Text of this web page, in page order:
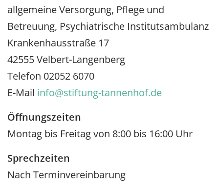
allgemeine Versorgung, Pflege und
Betreuung, Psychiatrische Institutsambulanz
Krankenhausstraße 17
42555 Velbert-Langenberg
Telefon 02052 6070
E-Mail info@stiftung-tannenhof.de
Öffnungszeiten
Montag bis Freitag von 8:00 bis 16:00 Uhr
Sprechzeiten
Nach Terminvereinbarung